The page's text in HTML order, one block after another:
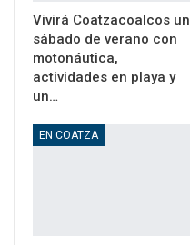
Vivirá Coatzacoalcos un
sábado de verano con
motonáutica,
actividades en playa y
un…
EN COATZA